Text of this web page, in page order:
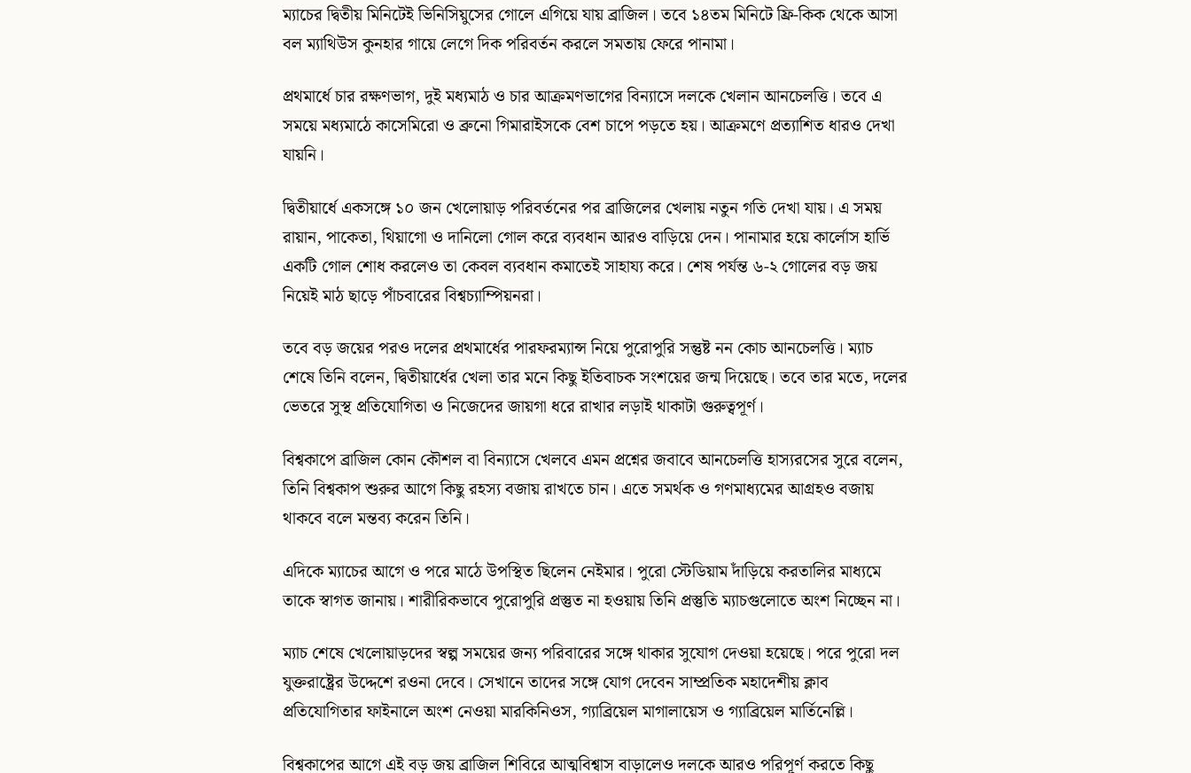
ম্যাচের দ্বিতীয় মিনিটেই ভিনিসিয়ুসের গোলে এগিয়ে যায় ব্রাজিল। তবে ১৪তম মিনিটে ফ্রি-কিক থেকে আসা
বল ম্যাথিউস কুনহার গায়ে লেগে দিক পরিবর্তন করলে সমতায় ফেরে পানামা।
প্রথমার্ধে চার রক্ষণভাগ, দুই মধ্যমাঠ ও চার আক্রমণভাগের বিন্যাসে দলকে খেলান আনচেলত্তি। তবে এ
সময়ে মধ্যমাঠে কাসেমিরো ও ব্রুনো গিমারাইসকে বেশ চাপে পড়তে হয়। আক্রমণে প্রত্যাশিত ধারও দেখা
যায়নি।
দ্বিতীয়ার্ধে একসঙ্গে ১০ জন খেলোয়াড় পরিবর্তনের পর ব্রাজিলের খেলায় নতুন গতি দেখা যায়। এ সময়
রায়ান, পাকেতা, থিয়াগো ও দানিলো গোল করে ব্যবধান আরও বাড়িয়ে দেন। পানামার হয়ে কার্লোস হার্ভি
একটি গোল শোধ করলেও তা কেবল ব্যবধান কমাতেই সাহায্য করে। শেষ পর্যন্ত ৬-২ গোলের বড় জয়
নিয়েই মাঠ ছাড়ে পাঁচবারের বিশ্বচ্যাম্পিয়নরা।
তবে বড় জয়ের পরও দলের প্রথমার্ধের পারফরম্যান্স নিয়ে পুরোপুরি সন্তুষ্ট নন কোচ আনচেলত্তি। ম্যাচ
শেষে তিনি বলেন, দ্বিতীয়ার্ধের খেলা তার মনে কিছু ইতিবাচক সংশয়ের জন্ম দিয়েছে। তবে তার মতে, দলের
ভেতরে সুস্থ প্রতিযোগিতা ও নিজেদের জায়গা ধরে রাখার লড়াই থাকাটা গুরুত্বপূর্ণ।
বিশ্বকাপে ব্রাজিল কোন কৌশল বা বিন্যাসে খেলবে এমন প্রশ্নের জবাবে আনচেলত্তি হাস্যরসের সুরে বলেন,
তিনি বিশ্বকাপ শুরুর আগে কিছু রহস্য বজায় রাখতে চান। এতে সমর্থক ও গণমাধ্যমের আগ্রহও বজায়
থাকবে বলে মন্তব্য করেন তিনি।
এদিকে ম্যাচের আগে ও পরে মাঠে উপস্থিত ছিলেন নেইমার। পুরো স্টেডিয়াম দাঁড়িয়ে করতালির মাধ্যমে
তাকে স্বাগত জানায়। শারীরিকভাবে পুরোপুরি প্রস্তুত না হওয়ায় তিনি প্রস্তুতি ম্যাচগুলোতে অংশ নিচ্ছেন না।
ম্যাচ শেষে খেলোয়াড়দের স্বল্প সময়ের জন্য পরিবারের সঙ্গে থাকার সুযোগ দেওয়া হয়েছে। পরে পুরো দল
যুক্তরাষ্ট্রের উদ্দেশে রওনা দেবে। সেখানে তাদের সঙ্গে যোগ দেবেন সাম্প্রতিক মহাদেশীয় ক্লাব
প্রতিযোগিতার ফাইনালে অংশ নেওয়া মারকিনিওস, গ্যাব্রিয়েল মাগালায়েস ও গ্যাব্রিয়েল মার্তিনেল্লি।
বিশ্বকাপের আগে এই বড় জয় ব্রাজিল শিবিরে আত্মবিশ্বাস বাড়ালেও দলকে আরও পরিপূর্ণ করতে কিছু